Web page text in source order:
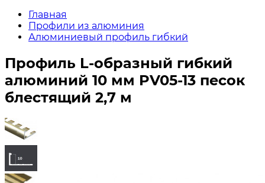
Главная
Профили из алюминия
Алюминиевый профиль гибкий
Профиль L-образный гибкий
алюминий 10 мм PV05-13 песок
блестящий 2,7 м